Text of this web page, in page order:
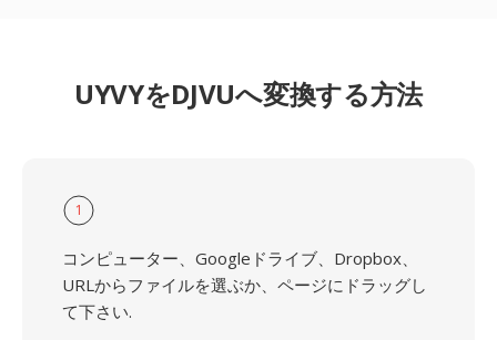
UYVYをDJVUへ変換する方法
1
コンピューター、Googleドライブ、Dropbox、
URLからファイルを選ぶか、ページにドラッグし
て下さい.